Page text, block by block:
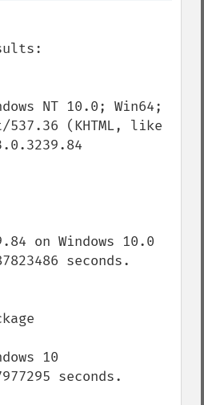
NT 10.0; Win64;
537.36 (KHTML, like
on Windows 10.0
seconds.
10
seconds.